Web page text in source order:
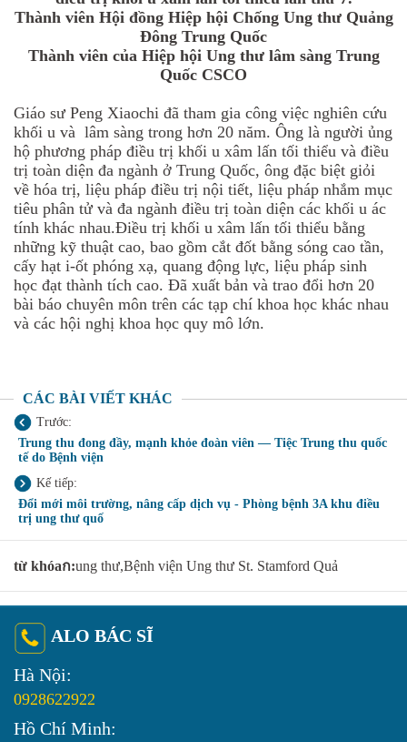
Thành viên Hội đồng Hiệp hội Chống Ung thư Quảng
Đông Trung Quốc
Thành viên của Hiệp hội Ung thư lâm sàng Trung
Quốc CSCO
Giáo sư Peng Xiaochi đã tham gia công việc nghiên cứu
khối u và lâm sàng trong hơn 20 năm. Ông là người ủng
hộ phương pháp điều trị khối u xâm lấn tối thiểu và điều
trị toàn diện đa ngành ở Trung Quốc, ông đặc biệt giỏi
về hóa trị, liệu pháp điều trị nội tiết, liệu pháp nhắm mục
tiêu phân tử và đa ngành điều trị toàn diện các khối u ác
tính khác nhau.Điều trị khối u xâm lấn tối thiểu bằng
những kỹ thuật cao, bao gồm cắt đốt bằng sóng cao tần,
cấy hạt i-ốt phóng xạ, quang động lực, liệu pháp sinh
học đạt thành tích cao. Đã xuất bản và trao đổi hơn 20
bài báo chuyên môn trên các tạp chí khoa học khác nhau
và các hội nghị khoa học quy mô lớn.
CÁC BÀI VIẾT KHÁC
Trước:
Trung thu đong đầy, mạnh khỏe đoàn viên — Tiệc Trung thu quốc
tế do Bệnh viện
Kế tiếp:
Đổi mới môi trường, nâng cấp dịch vụ - Phòng bệnh 3A khu điều
trị ung thư quố
từ khóaก:ung thư,Bệnh viện Ung thư St. Stamford Quả
ALO BÁC SĨ
Hà Nội:
0928622922
Hồ Chí Minh: